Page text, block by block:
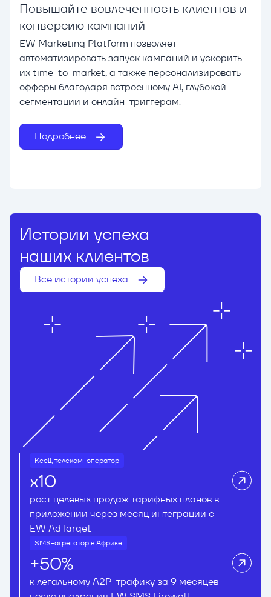
Повышайте вовлеченность клиентов и
конверсию кампаний
EW Marketing Platform позволяет
автоматизировать запуск кампаний и ускорить
их time-to-market, а также персонализировать
офферы благодаря встроенному AI, глубокой
сегментации и онлайн-триггерам.
Подробнее
Истории успеха
наших клиентов
Все истории успеха
Kcell, телеком-оператор
х10
рост целевых продаж тарифных планов в
приложении через месяц интеграции с
EW AdTarget
SMS-агрегатор в Африке
+50%
к легальному A2P-трафику за 9 месяцев